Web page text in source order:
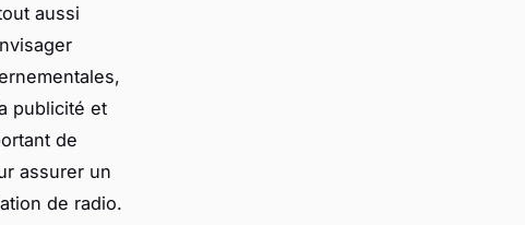
aussi
publicité et
de
assurer un
de radio.